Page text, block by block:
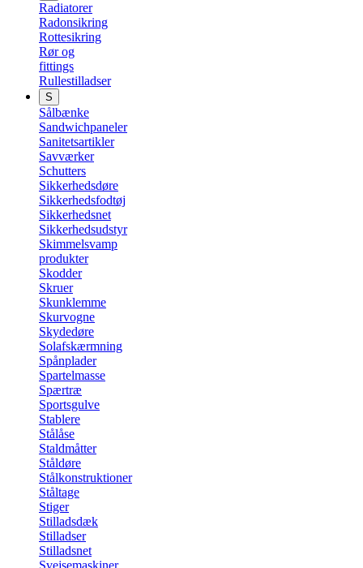
Radiatorer
Radonsikring
Rottesikring
Rør og
fittings
Rullestilladser
S
Sålbænke
Sandwichpaneler
Sanitetsartikler
Savværker
Schutters
Sikkerhedsdøre
Sikkerhedsfodtøj
Sikkerhedsnet
Sikkerhedsudstyr
Skimmelsvamp
produkter
Skodder
Skruer
Skunklemme
Skurvogne
Skydedøre
Solafskærmning
Spånplader
Spartelmasse
Spærtræ
Sportsgulve
Stablere
Stålåse
Staldmåtter
Ståldøre
Stålkonstruktioner
Ståltage
Stiger
Stilladsdæk
Stilladser
Stilladsnet
Svejsemaskiner